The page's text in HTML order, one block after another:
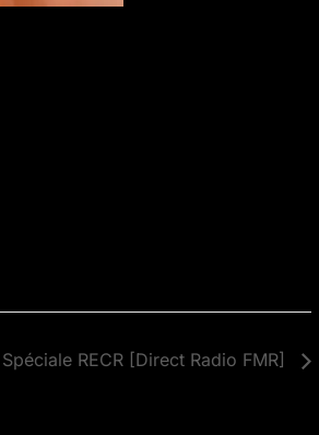
Spéciale RECR [Direct Radio FMR]